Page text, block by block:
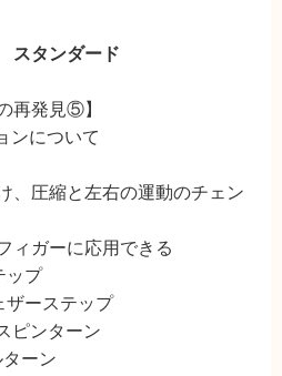
スタンダード
再発見⑤】
ンについて
、圧縮と左右の運動のチェン
ィガーに応用できる
ップ
ザーステップ
ピンターン
ーン